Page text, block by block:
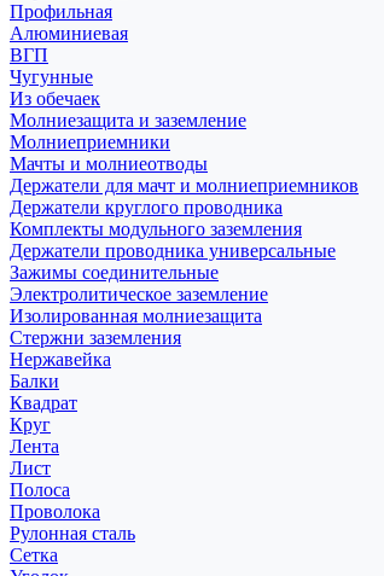
Профильная
Алюминиевая
ВГП
Чугунные
Из обечаек
Молниезащита и заземление
Молниеприемники
Мачты и молниеотводы
Держатели для мачт и молниеприемников
Держатели круглого проводника
Комплекты модульного заземления
Держатели проводника универсальные
Зажимы соединительные
Электролитическое заземление
Изолированная молниезащита
Стержни заземления
Нержавейка
Балки
Квадрат
Круг
Лента
Лист
Полоса
Проволока
Рулонная сталь
Сетка